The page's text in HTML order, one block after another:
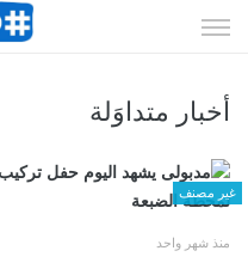
الى
أخبار متداوَلة
غير مصنف
منذ شهر واحد